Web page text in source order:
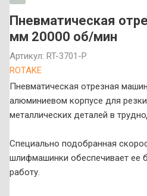
Пневматическая
мм 20000 об/мин
Артикул: RT-3701-P
ROTAKE
Пневматическая отрезная
алюминиевом корпусе для
металлических деталей в
Специально подобранная
шлифмашинки обеспечивает ее
работу.